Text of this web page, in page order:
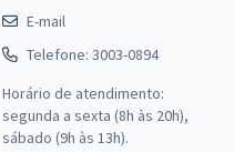
E-mail
Telefone: 3003-0894
Horário de atendimento:
segunda a sexta (8h às 20h),
sábado (9h às 13h).